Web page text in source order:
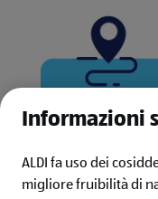
Informazioni
ALDI fa uso dei
migliore fruibilità di